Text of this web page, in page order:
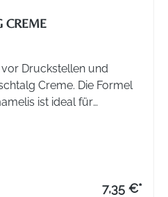
CREME
Druckstellen und
Creme. Die Formel
ist ideal für
um Blasen
getestet.
7,35 €*